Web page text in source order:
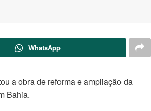
WhatsApp
a obra de reforma e ampliação da
Bahia.